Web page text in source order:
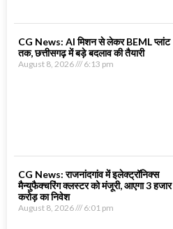
CG News: AI मिशन से लेकर BEML प्लांट
तक, छत्तीसगढ़ में बड़े बदलाव की तैयारी
August 8, 2026 6:13 pm
CG News: राजनांदगांव में इलेक्ट्रॉनिक्स
मैन्युफैक्चरिंग क्लस्टर को मंजूरी, आएगा 3 हजार
करोड़ का निवेश
August 8, 2026 6:01 pm